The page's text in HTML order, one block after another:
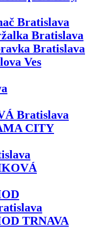
Bratislava
Bratislava
Bratislava
Ves
Bratislava
CITY
TRNAVA